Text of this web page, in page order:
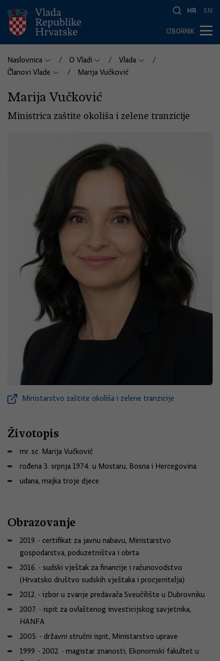
HR EN
IZBORNIK
Naslovnica O Vladi
Vlada
Članovi Vlade
Marija Vučković
Marija Vučković
Ministrica zaštite okoliša i zelene tranzicije
Ministarstvo zaštite okoliša i zelene tranzicije
Životopis
mr. sc. Marija Vučković
rođena 3. srpnja 1974. u Mostaru, Bosna i Hercegovina
udana, majka troje djece
Obrazovanje
2019. - certifikat za javnu nabavu, Ministarstvo
gospodarstva, poduzetništva i obrta
2016. - sudski vještak za financije i računovodstvo
(Hrvatsko društvo sudskih vještaka i procjenitelja)
2012. - izbor u zvanje predavača Sveučilište u Dubrovniku
2007. - ispit za ovlaštenog investicijskog savjetnika,
HANFA
2005. - državni stručni ispit, Ministarstvo uprave
1999. - 2002. - magistar znanosti, Ekonomski fakultet u